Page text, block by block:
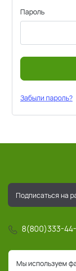
Пароль
Забыли пароль?
8(800)333-
info@pochta-
Мы используем